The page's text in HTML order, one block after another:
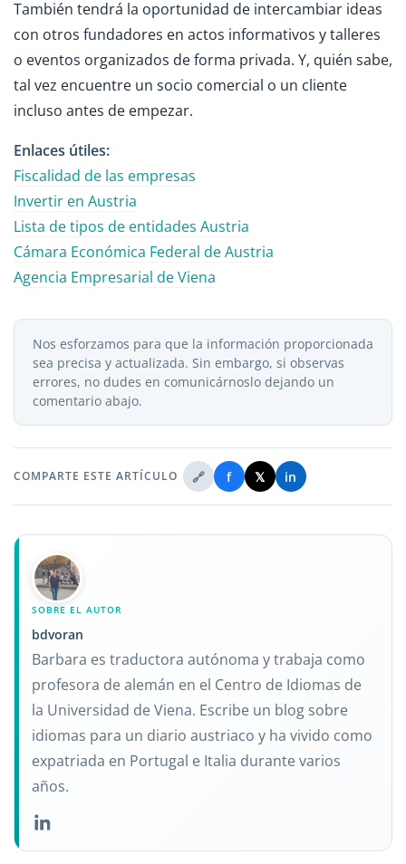
También tendrá la oportunidad de intercambiar ideas
con otros fundadores en actos informativos y talleres
o eventos organizados de forma privada. Y, quién sabe,
tal vez encuentre un socio comercial o un cliente
incluso antes de empezar.
Enlaces útiles:
Fiscalidad de las empresas
Invertir en Austria
Lista de tipos de entidades Austria
Cámara Económica Federal de Austria
Agencia Empresarial de Viena
Nos esforzamos para que la información proporcionada
sea precisa y actualizada. Sin embargo, si observas
errores, no dudes en comunicárnoslo dejando un
comentario abajo.
COMPARTE ESTE ARTÍCULO 🔗 f 𝕏 in
SOBRE EL AUTOR
bdvoran
Barbara es traductora autónoma y trabaja como
profesora de alemán en el Centro de Idiomas de
la Universidad de Viena. Escribe un blog sobre
idiomas para un diario austriaco y ha vivido como
expatriada en Portugal e Italia durante varios
años.